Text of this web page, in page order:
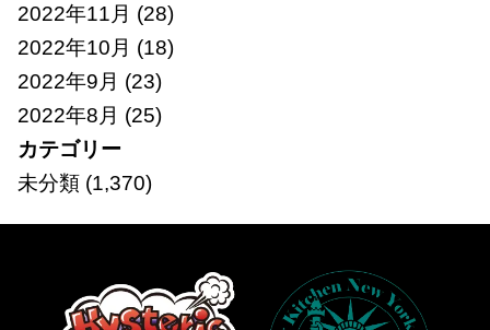
2022年11月 (28)
2022年10月 (18)
2022年9月 (23)
2022年8月 (25)
カテゴリー
未分類(1,370)